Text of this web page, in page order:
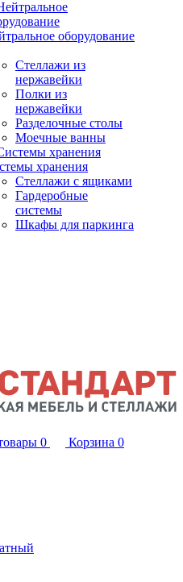
оборудование
Стеллажи из
нержавейки
Полки из
нержавейки
Разделочные столы
Моечные ванны
хранения
Стеллажи с ящиками
Гардеробные
системы
Шкафы для паркинга
0 Корзина 0